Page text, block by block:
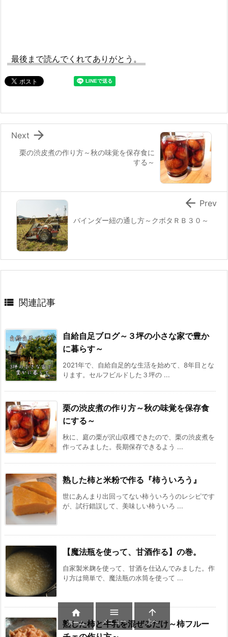
最後まで読んでくれてありがとう。
栗の渋皮煮の作り方～秋の味覚を保存食に
する～

Next
バインダー紐の通し方～クボタＲＢ３０～
 Prev
 関連記事
自給自足ブログ～３坪の小さな家で豊か
に暮らす～
2021年で、自給自足的な生活を始めて、8年目とな
ります。セルフビルドした３坪の ...
栗の渋皮煮の作り方～秋の味覚を保存食
にする～
秋に、庭の栗が沢山収穫できたので、栗の渋皮煮を
作ってみました。長期保存できるよう ...
熟した柿と米粉で作る『柿ういろう』
世にあんまり出回ってない柿ういろうのレシピです
が、試行錯誤して、美味しい柿ういろ ...
【魔法瓶を使って、甘酒作る】の巻。
自家製米麹を使って、甘酒を仕込んでみました。作
り方は簡単で、魔法瓶の水筒を使って ...
熟した柿と牛乳を混ぜるだけ～柿フルー

ホーム

メニュー

上へ